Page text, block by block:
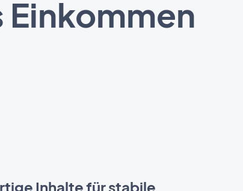
Einkommen
Inhalte für stabile